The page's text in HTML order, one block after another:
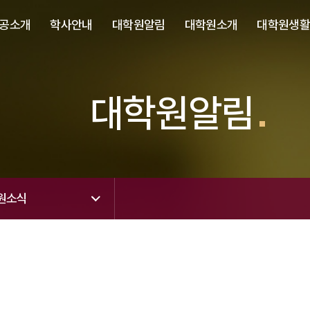
소개 학사안내 대학원알림 대학원소개 대학원생활
대학원알림
소식